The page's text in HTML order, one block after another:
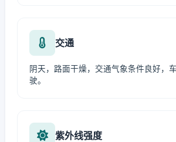
交通
阴天，路面干燥，交通气象条件良好，
驶。
紫外线强度